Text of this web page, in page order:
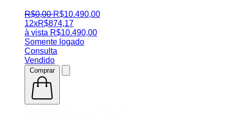
R$0,00 R$10.490,00
12xR$874,17
à vista R$10.490,00
Somente logado
Consulta
Vendido
Comprar